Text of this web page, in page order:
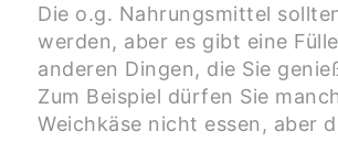
Die o.g. Nahrungsmittel
werden, aber es gibt eine
anderen Dingen, die Sie
Zum Beispiel dürfen Sie
Weichkäse nicht essen, aber